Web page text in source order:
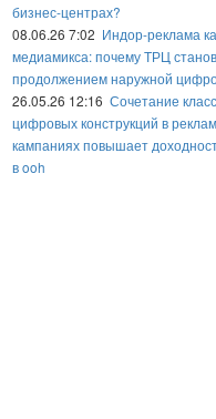
бизнес-центрах?
08.06.26 7:02 Индор-реклама
медиамикса: почему ТРЦ
продолжением наружной
26.05.26 12:16 Сочетание
цифровых конструкций в
кампаниях повышает
в ooh